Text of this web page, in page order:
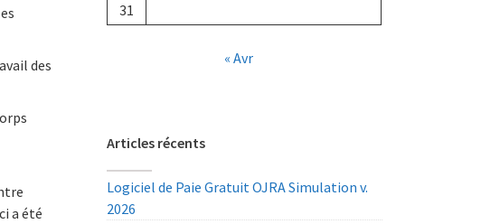
des
a été
31
« Avr
Articles récents
Logiciel de Paie Gratuit OJRA Simulation v.
2026